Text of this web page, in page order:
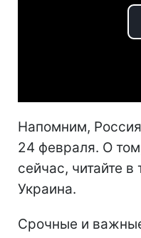
Напомним,
24 февраля. О
сейчас, читайте
Украина.
Срочные и